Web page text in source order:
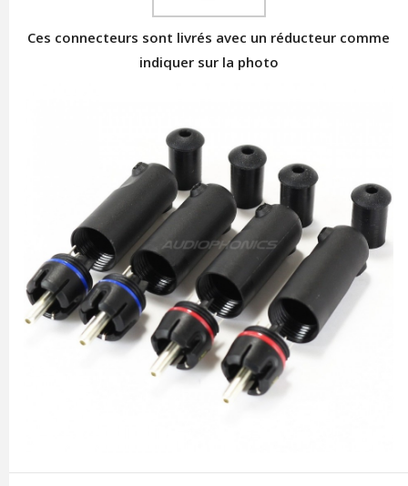
Ces connecteurs sont livrés avec un réducteur comme
indiquer sur la photo